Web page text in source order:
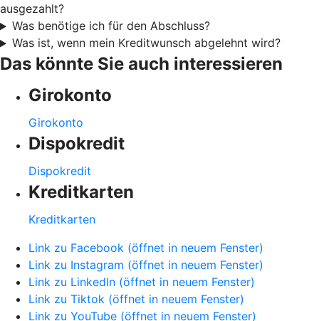
ausgezahlt?
Was benötige ich für den Abschluss?
Was ist, wenn mein Kreditwunsch abgelehnt wird?
Das könnte Sie auch interessieren
Girokonto
Girokonto
Dispokredit
Dispokredit
Kreditkarten
Kreditkarten
Link zu Facebook (öffnet in neuem Fenster)
Link zu Instagram (öffnet in neuem Fenster)
Link zu LinkedIn (öffnet in neuem Fenster)
Link zu Tiktok (öffnet in neuem Fenster)
Link zu YouTube (öffnet in neuem Fenster)